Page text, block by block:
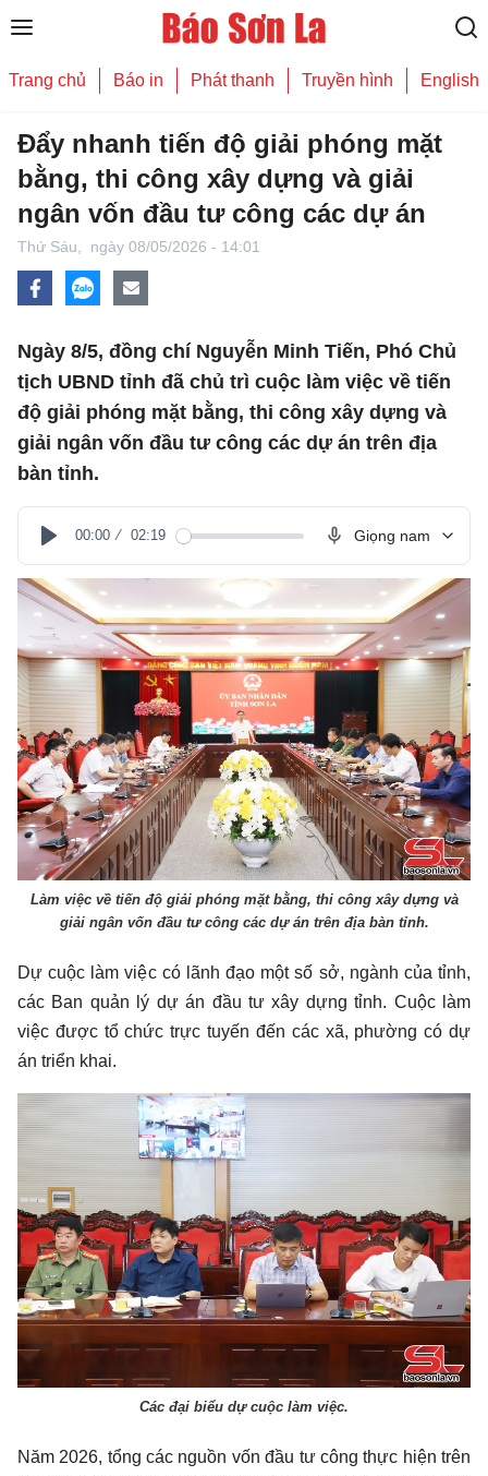
Trang chủ Báo in Phát thanh Truyền hình English
Đẩy nhanh tiến độ giải phóng mặt
bằng, thi công xây dựng và giải
ngân vốn đầu tư công các dự án
Thứ Sáu, ngày 08/05/2026 - 14:01
Ngày 8/5, đồng chí Nguyễn Minh Tiến, Phó Chủ
tịch UBND tỉnh đã chủ trì cuộc làm việc về tiến
độ giải phóng mặt bằng, thi công xây dựng và
giải ngân vốn đầu tư công các dự án trên địa
bàn tỉnh.
Play
00:00 02:19 Giọng nam
Làm việc về tiến độ giải phóng mặt bằng, thi công xây dựng và
giải ngân vốn đầu tư công các dự án trên địa bàn tỉnh.
Dự cuộc làm việc có lãnh đạo một số sở, ngành của tỉnh,
các Ban quản lý dự án đầu tư xây dựng tỉnh. Cuộc làm
việc được tổ chức trực tuyến đến các xã, phường có dự
án triển khai.
Các đại biểu dự cuộc làm việc.
Năm 2026, tổng các nguồn vốn đầu tư công thực hiện trên